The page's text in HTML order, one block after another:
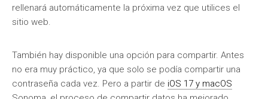
rellenará automáticamente la próxima vez que utilices el
sitio web.
También hay disponible una opción para compartir. Antes
no era muy práctico, ya que solo se podía compartir una
contraseña cada vez. Pero a partir de iOS 17 y macOS